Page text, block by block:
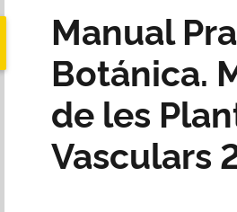
Manual
Botánica.
de les
Vasculars